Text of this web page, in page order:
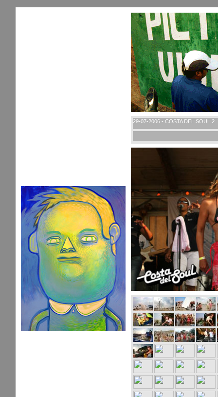
29-07-2006 - COSTA DEL SOUL 2